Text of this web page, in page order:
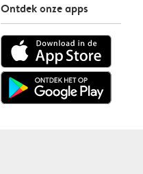
Ontdek onze apps